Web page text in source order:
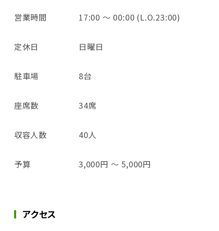
営業時間 17:00 ～ 00:00 (L.O.23:00)
定休日 日曜日
駐車場 8台
座席数 34席
収容人数 40人
予算 3,000円 ～ 5,000円
アクセス